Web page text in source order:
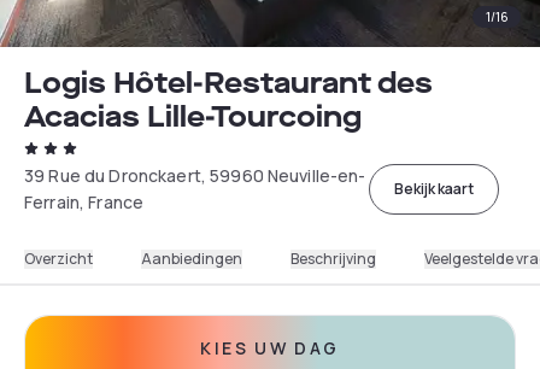
1/16
Logis Hôtel-Restaurant des
Acacias Lille-Tourcoing
39 Rue du Dronckaert, 59960 Neuville-en-
Ferrain, France
Bekijk kaart
Overzicht Aanbiedingen Beschrijving Veelgestelde
KIES UW DAG